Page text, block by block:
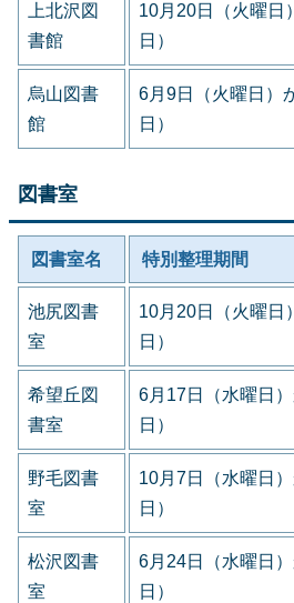
上北沢図
書館
10月20日（火曜日
日）
烏山図書
館
6月9日（火曜日）
日）
図書室
図書室名 特別整理期間
池尻図書
室
10月20日（火曜日
日）
希望丘図
書室
6月17日（水曜日
日）
野毛図書
室
10月7日（水曜日
日）
松沢図書
室
6月24日（水曜日
日）